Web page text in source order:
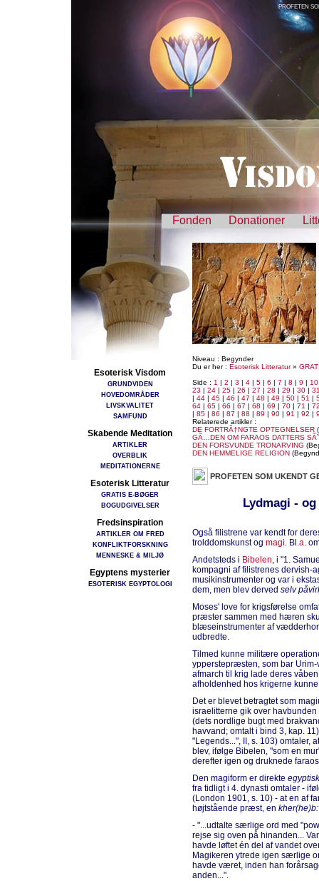
PROFETEN
Fonden Donationer
Esoterisk Visdom
GRUNDVIDEN
HOVEDOMRÅDER
LIVSKVALITET
SAMFUND
Skabende Meditation
ARTIKLER
OVERBLIK
MEDITATIONERNE
Esoterisk Litteratur
GRATIS E-BØGER
BOGUDGIVELSER
Fredsinspiration
ARTIKLER OM FRED
KONFLIKTFORSKNING
MENNESKE & MILJØ
Egyptens mysterier
ESOTERISK EGYPTOLOGI
Niveau : Begynder
Du er her : Esoterisk Litteratur»
Side : 1 | 2 | 3 | 4 | 5 | 6 | 7 | 8 | 9 | 10
23 | 24 | 25 | 26 | 27 | 28 | 29 | 30 |
| 44 | 45 | 46 | 47 | 48 | 49 | 50 | 51 |
64 | 65 | 66 | 67 | 68 | 69 | 70 | 71 |
| 85 | 86 | 87 | 88 | 89 | 90 | 91 | 92 |
Relaterede artikler :
DE FORTRÃ†NGTE OPTEGNELSER
GÃ…DEN OM FARAOS DATTERS
DEN FORSVUNDE TRONARVING
DEN HEMMELIGE RELIGION
PROFETEN SOM UKENDT
Lydmagi -
Også filistrene var kendt for
trolddomskunst og magi. Bl.a.
Andetsteds i Bibelen, i "1.
kompagni af filistrenes dervish-
musikinstrumenter og var i
dem, men blev derved selv
Moses' love for krigsførelse
præster sammen med hæren
blæseinstrumenter af
udbredte.
Tilmed kunne militære
ypperstepræsten, som bar
afmarch til krig lade deres
afholdenhed hos krigerne
Det er blevet betragtet som
israelitterne gik over
(dets nordlige bugt med
havvand; omtalt i bind 3, kap.
"Legends...", II, s. 103) omtaler,
blev, ifølge Bibelen, "som en
derefter igen og druknede
Den magiform er direkte egyptisk
fra tidligt i 4. dynasti omtaler -
(London 1901, s. 10) - at en af
højtstående præst, en kher(he)b:
- "...udtalte særlige ord med
rejse sig oven på hinanden...
havde løftet én del af vandet
Magikeren ytrede igen særlige
havde været, inden han
anden...".